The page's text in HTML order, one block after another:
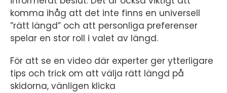
komma ihåg att det inte finns en universell
”rätt längd” och att personliga preferenser
spelar en stor roll i valet av längd.
För att se en video där experter ger ytterligare
tips och trick om att välja rätt längd på
skidorna, vänligen klicka